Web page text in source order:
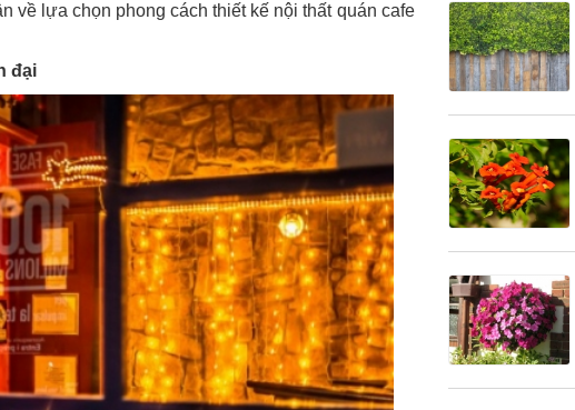
về lựa chọn phong cách thiết kế nội thất quán cafe
đại